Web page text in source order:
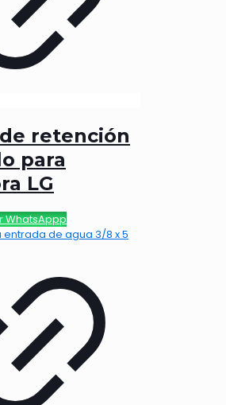
retención
para
LG
WhatsAppp